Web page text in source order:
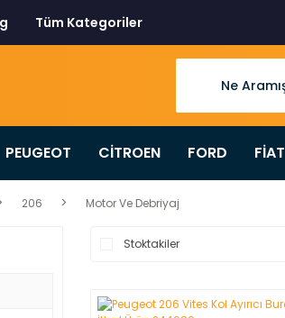
Tüm Kategoriler
PEUGEOT CİTROEN FORD FİAT
206 Motor Ve Debriyaj
Stoktakiler